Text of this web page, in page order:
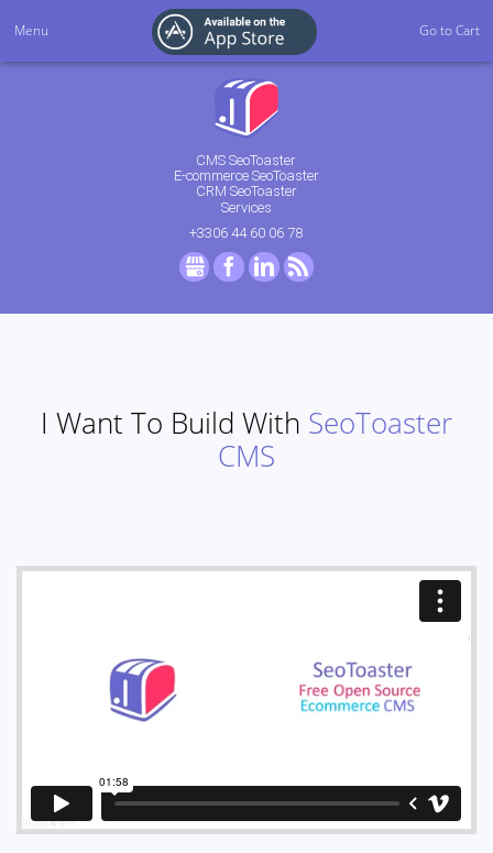
CMS SeoToaster
E-commerce SeoToaster
CRM SeoToaster
Services
+3306 44 60 06 78
GMB FacebookLinkedIn
I Want To Build With SeoToaster
CMS
Menu Go to Cart